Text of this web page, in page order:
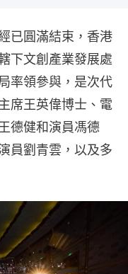
已圓滿結束，香港
下文創產業發展處
率領參與，是次代
席王英偉博士、電
德健和演員馮德
員劉青雲，以及多